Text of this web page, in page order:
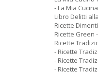
- La Mia
Libro Delitti
Ricette
Ricette Green
Ricette
- Ricette
- Ricette
- Ricette